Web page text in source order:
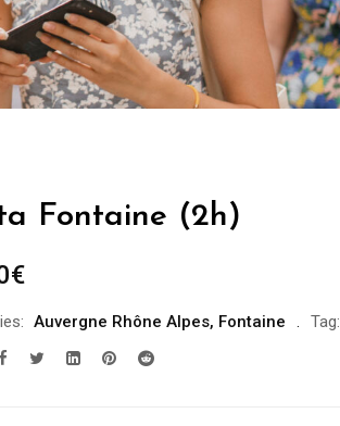
Fontaine (2h)
€
Auvergne Rhône Alpes, Fontaine Tag: